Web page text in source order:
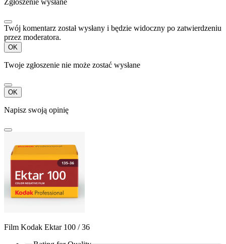
Zgłoszenie wysłane
Twój komentarz został wysłany i będzie widoczny po zatwierdzeniu
przez moderatora.
OK
Twoje zgłoszenie nie może zostać wysłane
OK
Napisz swoją opinię
Film Kodak Ektar 100 / 36